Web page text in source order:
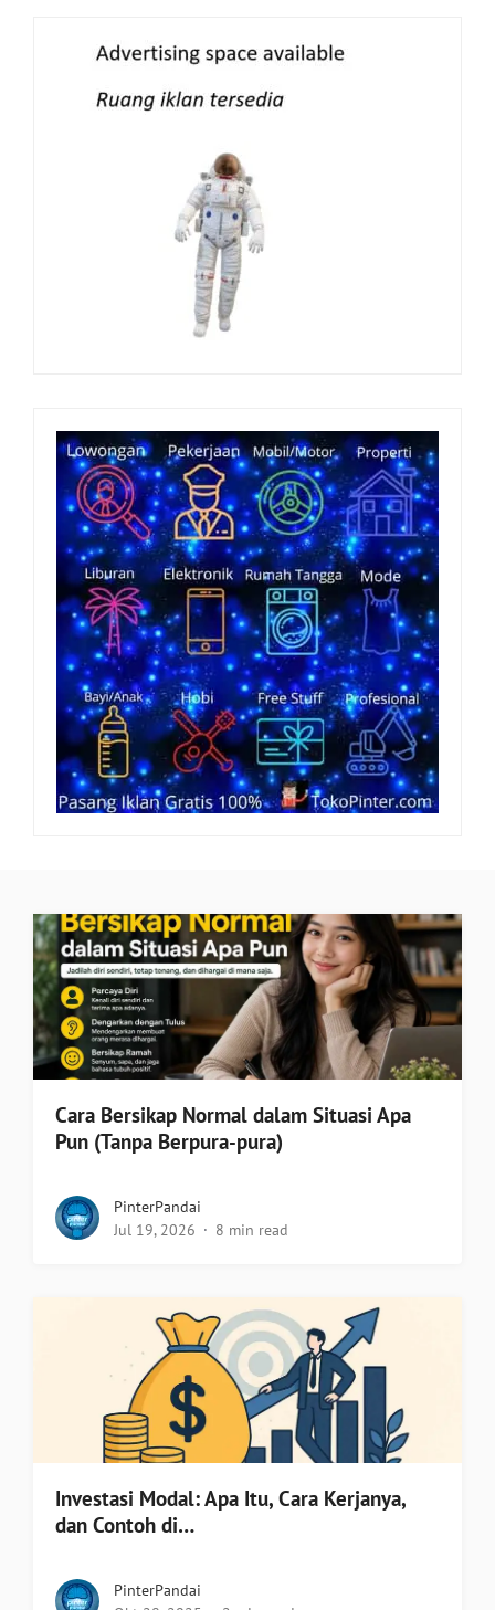
Cara Bersikap Normal dalam Situasi Apa
Pun (Tanpa Berpura-pura)
PinterPandai
Jul 19, 2026
8 min read
Investasi Modal: Apa Itu, Cara Kerjanya,
dan Contoh di…
PinterPandai